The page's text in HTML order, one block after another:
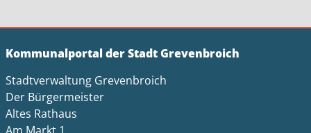
Kommunalportal der Stadt Grevenbroich
Stadtverwaltung Grevenbroich
Der Bürgermeister
Altes Rathaus